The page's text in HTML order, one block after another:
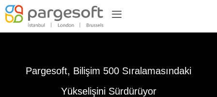
Pargesoft, Bilişim 500 Sıralamasındaki
Yükselişini Sürdürüyor